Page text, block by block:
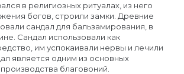
в религиозных ритуалах, из него
богов, строили замки. Древние
сандал для бальзамирования, в
Сандал использовали как
им успокаивали нервы и лечили
является одним из основных
благовоний.